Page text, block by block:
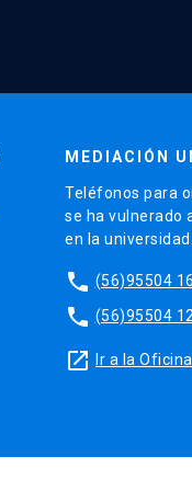
MEDIACIÓN
Teléfonos para
se ha vulnerado
en la universidad.
phone (56)95504
phone (56)95504
launch Ir a la